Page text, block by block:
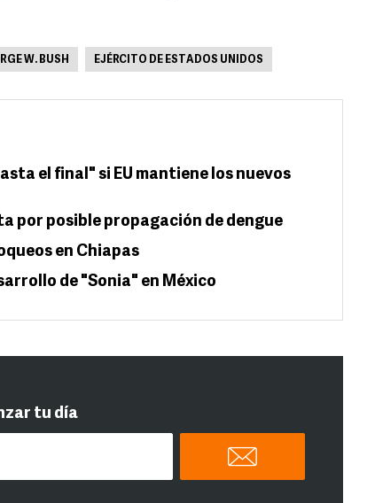
W. BUSH EJÉRCITO DE ESTADOS UNIDOS
el final" si EU mantiene los nuevos
por posible propagación de dengue
en Chiapas
de "Sonia" en México
tu día